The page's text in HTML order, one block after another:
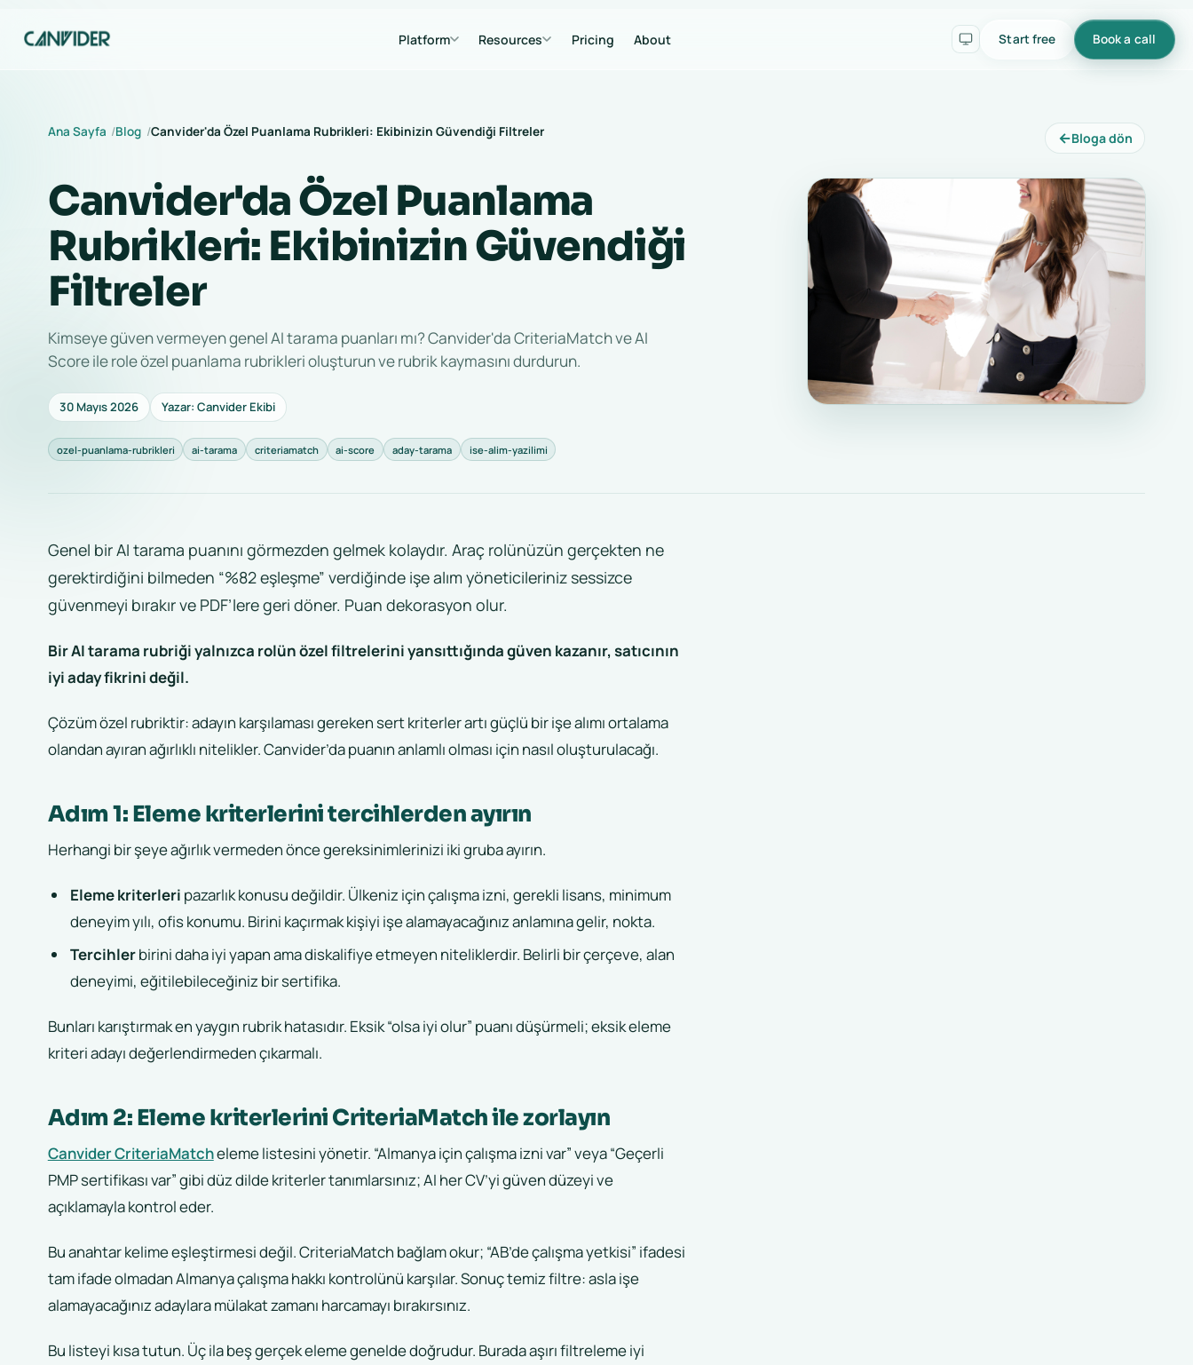
Platform Resources Pricing About Start free Book a call
Ana Sayfa Blog Canvider'da Özel Puanlama Rubrikleri: Ekibinizin Güvendiği Filtreler ←Bloga dön
Canvider'da Özel Puanlama
Rubrikleri: Ekibinizin Güvendiği
Filtreler
Kimseye güven vermeyen genel AI tarama puanları mı? Canvider'da CriteriaMatch ve AI
Score ile role özel puanlama rubrikleri oluşturun ve rubrik kaymasını durdurun.
30 Mayıs 2026 Yazar: Canvider Ekibi
ozel-puanlama-rubrikleri ai-tarama criteriamatch ai-score aday-tarama ise-alim-yazilimi
Genel bir AI tarama puanını görmezden gelmek kolaydır. Araç rolünüzün gerçekten ne
gerektirdiğini bilmeden “%82 eşleşme” verdiğinde işe alım yöneticileriniz sessizce
güvenmeyi bırakır ve PDF’lere geri döner. Puan dekorasyon olur.
Bir AI tarama rubriği yalnızca rolün özel filtrelerini yansıttığında güven kazanır, satıcının
iyi aday fikrini değil.
Çözüm özel rubriktir: adayın karşılaması gereken sert kriterler artı güçlü bir işe alımı ortalama
olandan ayıran ağırlıklı nitelikler. Canvider’da puanın anlamlı olması için nasıl oluşturulacağı.
Adım 1: Eleme kriterlerini tercihlerden ayırın
Herhangi bir şeye ağırlık vermeden önce gereksinimlerinizi iki gruba ayırın.
Eleme kriterleri pazarlık konusu değildir. Ülkeniz için çalışma izni, gerekli lisans, minimum
deneyim yılı, ofis konumu. Birini kaçırmak kişiyi işe alamayacağınız anlamına gelir, nokta.
Tercihlerbirini daha iyi yapan ama diskalifiye etmeyen niteliklerdir. Belirli bir çerçeve, alan
deneyimi, eğitilebileceğiniz bir sertifika.
Bunları karıştırmak en yaygın rubrik hatasıdır. Eksik “olsa iyi olur” puanı düşürmeli; eksik eleme
kriteri adayı değerlendirmeden çıkarmalı.
Adım 2: Eleme kriterlerini CriteriaMatch ile zorlayın
Canvider CriteriaMatcheleme listesini yönetir. “Almanya için çalışma izni var” veya “Geçerli
PMP sertifikası var” gibi düz dilde kriterler tanımlarsınız; AI her CV’yi güven düzeyi ve
açıklamayla kontrol eder.
Bu anahtar kelime eşleştirmesi değil. CriteriaMatch bağlam okur; “AB’de çalışma yetkisi” ifadesi
tam ifade olmadan Almanya çalışma hakkı kontrolünü karşılar. Sonuç temiz filtre: asla işe
alamayacağınız adaylara mülakat zamanı harcamayı bırakırsınız.
Bu listeyi kısa tutun. Üç ila beş gerçek eleme genelde doğrudur. Burada aşırı filtreleme iyi